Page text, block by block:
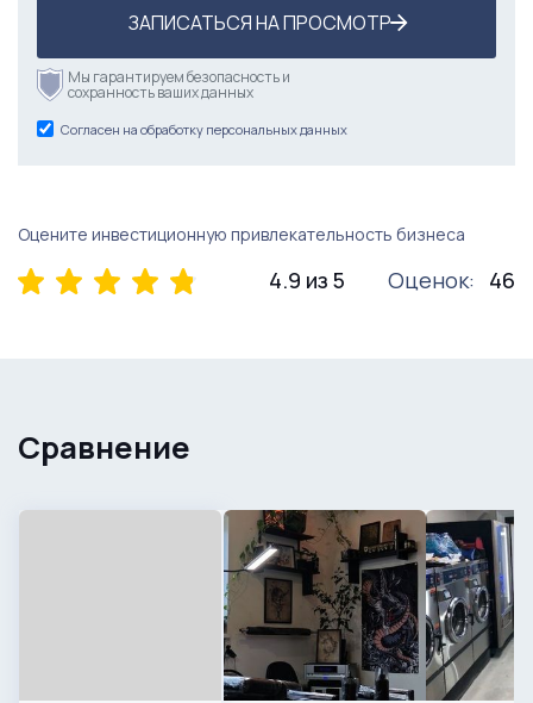
ЗАПИСАТЬСЯ НА ПРОСМОТР
Мы гарантируем безопасность и
сохранность ваших данных
Согласен на обработку персональных данных
Оцените инвестиционную привлекательность бизнеса
4.9 из 5 Оценок: 46
Сравнение